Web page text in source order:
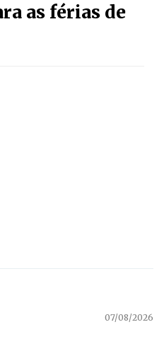
as férias de
07/08/2026